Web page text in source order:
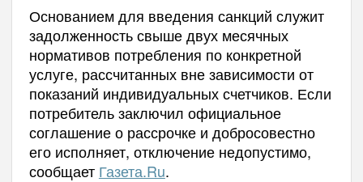
Основанием для введения санкций служит
задолженность свыше двух месячных
нормативов потребления по конкретной
услуге, рассчитанных вне зависимости от
показаний индивидуальных счетчиков. Если
потребитель заключил официальное
соглашение о рассрочке и добросовестно
его исполняет, отключение недопустимо,
сообщает Газета.Ru.